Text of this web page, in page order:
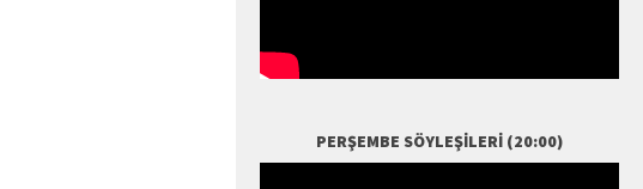
PERŞEMBE SÖYLEŞILERI (20:00)